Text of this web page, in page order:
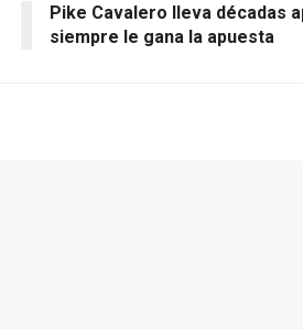
Pike Cavalero lleva décadas
siempre le gana la apuesta